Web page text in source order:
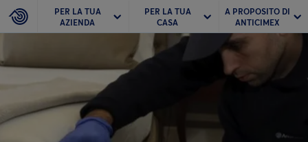
PER LA TUA
AZIENDA
PER LA TUA
CASA
A PROPOSITO DI
ANTICIMEX